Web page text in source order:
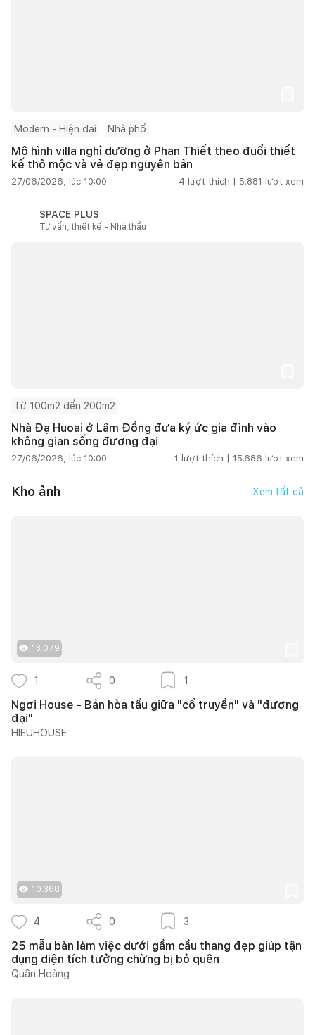
Modern - Hiện đại Nhà phố
Mô hình villa nghỉ dưỡng ở Phan Thiết theo đuổi thiết
kế thô mộc và vẻ đẹp nguyên bản
27/06/2026, lúc 10:00 4 lượt thích | 5.881 lượt xem
SPACE PLUS
Tư vấn, thiết kế - Nhà thầu
Từ 100m2 đến 200m2
Nhà Đạ Huoai ở Lâm Đồng đưa ký ức gia đình vào
không gian sống đương đại
27/06/2026, lúc 10:00 1 lượt thích | 15.686 lượt xem
Kho ảnh Xem tất cả
13.079
1 0 1
Ngơi House - Bản hòa tấu giữa "cổ truyền" và "đương
đại"
HIEUHOUSE
10.368
4 0 3
25 mẫu bàn làm việc dưới gầm cầu thang đẹp giúp tận
dụng diện tích tưởng chừng bị bỏ quên
Quân Hoàng